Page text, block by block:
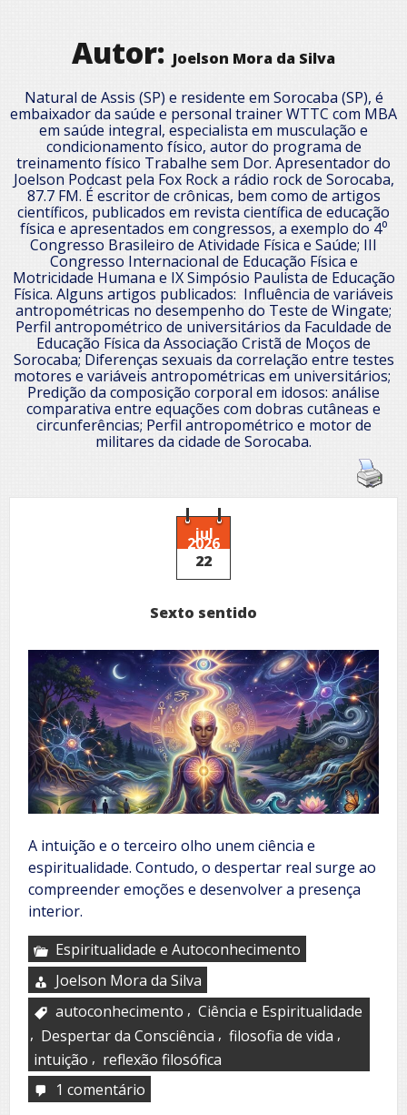
Autor: Joelson Mora da Silva
Natural de Assis (SP) e residente em Sorocaba (SP), é
embaixador da saúde e personal trainer WTTC com MBA
em saúde integral, especialista em musculação e
condicionamento físico, autor do programa de
treinamento físico Trabalhe sem Dor. Apresentador do
Joelson Podcast pela Fox Rock a rádio rock de Sorocaba,
87.7 FM. É escritor de crônicas, bem como de artigos
científicos, publicados em revista científica de educação
física e apresentados em congressos, a exemplo do 4⁰
Congresso Brasileiro de Atividade Física e Saúde; III
Congresso Internacional de Educação Física e
Motricidade Humana e IX Simpósio Paulista de Educação
Física. Alguns artigos publicados: Influência de variáveis
antropométricas no desempenho do Teste de Wingate;
Perfil antropométrico de universitários da Faculdade de
Educação Física da Associação Cristã de Moços de
Sorocaba; Diferenças sexuais da correlação entre testes
motores e variáveis antropométricas em universitários;
Predição da composição corporal em idosos: análise
comparativa entre equações com dobras cutâneas e
circunferências; Perfil antropométrico e motor de
militares da cidade de Sorocaba.
jul
2026
22
Sexto sentido
A intuição e o terceiro olho unem ciência e
espiritualidade. Contudo, o despertar real surge ao
compreender emoções e desenvolver a presença
interior.
Espiritualidade e Autoconhecimento
Joelson Mora da Silva
autoconhecimento , Ciência e Espiritualidade
, Despertar da Consciência , filosofia de vida ,
intuição , reflexão filosófica
1 comentário